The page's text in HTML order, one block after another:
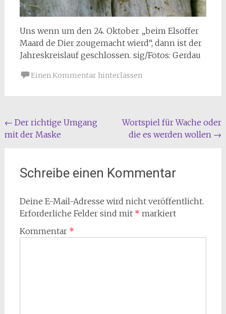
Uns wenn um den 24. Oktober „beim Elsoffer
Maard de Dier zougemacht wierd“, dann ist der
Jahreskreislauf geschlossen. sig/Fotos: Gerdau
Einen Kommentar hinterlassen
Beitragsnavigation
← Der richtige Umgang
mit der Maske
Wortspiel für Wache oder
die es werden wollen →
Schreibe einen Kommentar
Deine E-Mail-Adresse wird nicht veröffentlicht.
Erforderliche Felder sind mit * markiert
Kommentar *